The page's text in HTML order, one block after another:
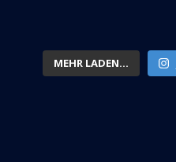
MEHR LADEN...